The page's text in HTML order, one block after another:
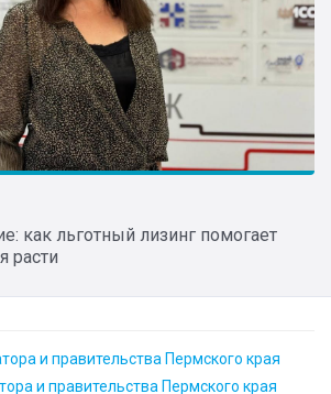
как льготный лизинг помогает
расти
и правительства Пермского края
и правительства Пермского края